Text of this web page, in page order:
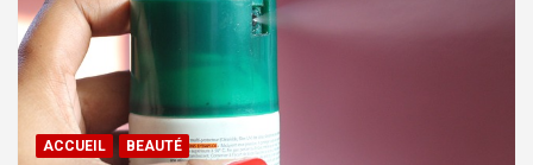
ACCUEIL BEAUTÉ